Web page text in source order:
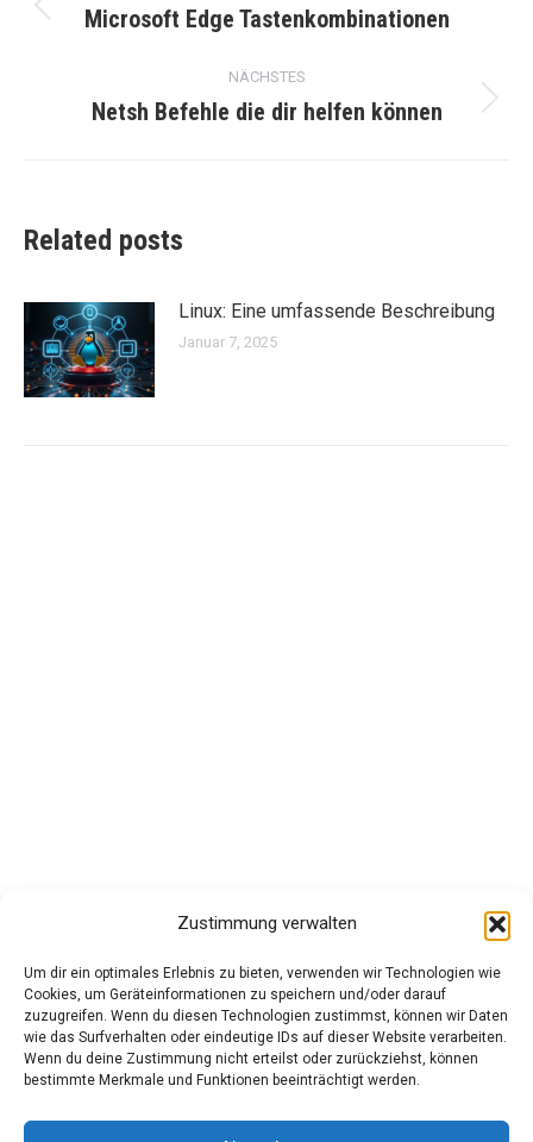
Zustimmung verwalten
Um dir ein optimales Erlebnis zu bieten, verwenden wir Technologien wie
Cookies, um Geräteinformationen zu speichern und/oder darauf
zuzugreifen. Wenn du diesen Technologien zustimmst, können wir Daten
wie das Surfverhalten oder eindeutige IDs auf dieser Website verarbeiten.
Wenn du deine Zustimmung nicht erteilst oder zurückziehst, können
bestimmte Merkmale und Funktionen beeinträchtigt werden.
Vorheriger
Microsoft Edge Tastenkombinationen
NÄCHSTES
Nächster
Netsh Befehle die dir helfen können
Related posts
Linux: Eine umfassende Beschreibung
Januar 7, 2025
MacOS
Microsoft
Netzwerk